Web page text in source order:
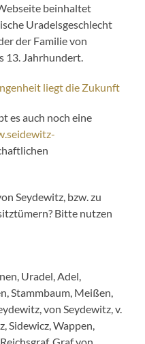
beinhaltet
Uradelsgeschlecht
der Familie von
13. Jahrhundert.
liegt die Zukunft
es auch noch eine
Seydewitz, bzw. zu
Bitte nutzen
Uradel, Adel,
Stammbaum, Meißen,
von Seydewitz, v.
Sidewicz, Wappen,
Graf von